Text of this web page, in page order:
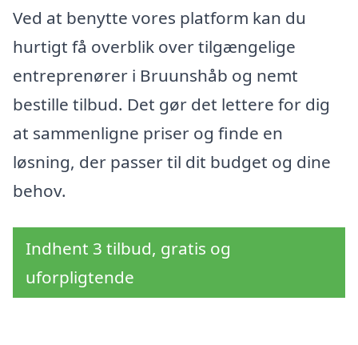
Ved at benytte vores platform kan du
hurtigt få overblik over tilgængelige
entreprenører i Bruunshåb og nemt
bestille tilbud. Det gør det lettere for dig
at sammenligne priser og finde en
løsning, der passer til dit budget og dine
behov.
Indhent 3 tilbud, gratis og
uforpligtende